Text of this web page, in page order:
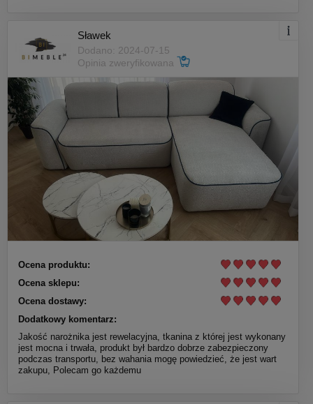
Sławek
Dodano: 2024-07-15
Opinia zweryfikowana
Ocena produktu:
Ocena sklepu:
Ocena dostawy:
Dodatkowy komentarz:
Jakość narożnika jest rewelacyjna, tkanina z której jest wykonany
jest mocna i trwała, produkt był bardzo dobrze zabezpieczony
podczas transportu, bez wahania mogę powiedzieć, że jest wart
zakupu, Polecam go każdemu